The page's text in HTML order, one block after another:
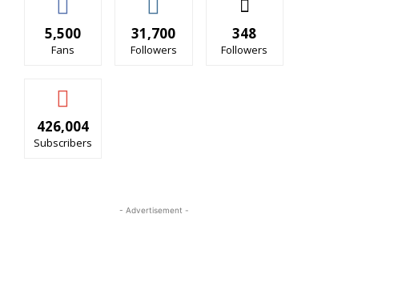
5,500
Fans
31,700
Followers
348
Followers
426,004
Subscribers
- Advertisement -